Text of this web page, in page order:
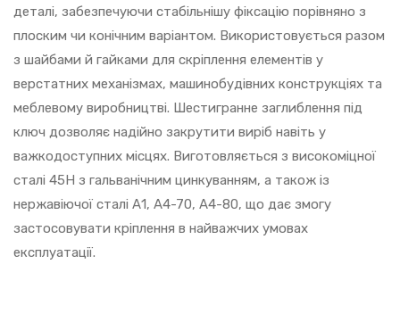
деталі, забезпечуючи стабільнішу фіксацію порівняно з
плоским чи конічним варіантом. Використовується разом
з шайбами й гайками для скріплення елементів у
верстатних механізмах, машинобудівних конструкціях та
меблевому виробництві. Шестигранне заглиблення під
ключ дозволяє надійно закрутити виріб навіть у
важкодоступних місцях. Виготовляється з високоміцної
сталі 45Н з гальванічним цинкуванням, а також із
нержавіючої сталі А1, А4-70, А4-80, що дає змогу
застосовувати кріплення в найважчих умовах
експлуатації.